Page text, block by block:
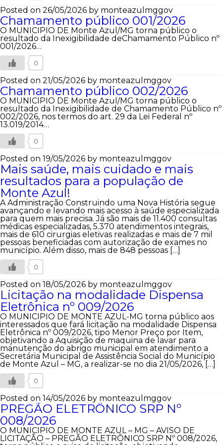
Posted on 26/05/2026 by monteazulmggov
Chamamento público 001/2026
O MUNICÍPIO DE Monte Azul/MG torna público o
resultado da Inexigibilidade deChamamento Público nº
001/2026…
0
Posted on 21/05/2026 by monteazulmggov
Chamamento público 002/2026
O MUNICÍPIO DE Monte Azul/MG torna público o
resultado da Inexigibilidade de Chamamento Público nº
002/2026, nos termos do art. 29 da Lei Federal nº
13.019/2014…
0
Posted on 19/05/2026 by monteazulmggov
Mais saúde, mais cuidado e mais
resultados para a população de
Monte Azul!
A Administração Construindo uma Nova História segue
avançando e levando mais acesso à saúde especializada
para quem mais precisa. Já são mais de 11.400 consultas
médicas especializadas, 5.370 atendimentos integrais,
mais de 610 cirurgias eletivas realizadas e mais de 7 mil
pessoas beneficiadas com autorização de exames no
município. Além disso, mais de 848 pessoas […]
0
Posted on 18/05/2026 by monteazulmggov
Licitação na modalidade Dispensa
Eletrônica nº 009/2026
O MUNICIPIO DE MONTE AZUL-MG torna público aos
interessados que fará licitação na modalidade Dispensa
Eletrônica nº 009/2026, tipo Menor Preço por Item,
objetivando a Aquisição de maquina de lavar para
manutenção do abrigo municipal em atendimento a
Secretária Municipal de Assistência Social do Município
de Monte Azul – MG, a realizar-se no dia 21/05/2026, […]
0
Posted on 14/05/2026 by monteazulmggov
PREGÃO ELETRÔNICO SRP Nº
008/2026
O MUNICIPIO DE MONTE AZUL – MG – AVISO DE
LICITAÇÃO – PREGÃO ELETRÔNICO SRP Nº 008/2026,